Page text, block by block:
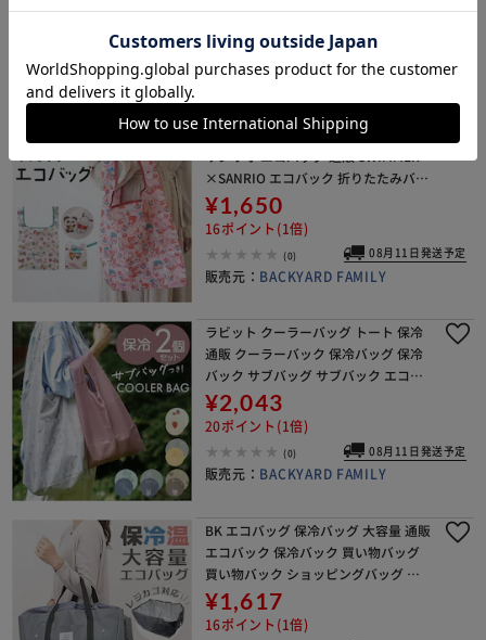
R
¥1,806
販売元：BACKYARD FAMILY
SWIMMERXSANRIO/ピンク スイマー
×SANRIO エコバック 折りたたみバッ
グ 買い物バッグ お買い物バッグ お買
い物バック サブバッグ 折りた
¥1,650
16ポイント(1倍)
(0) 08月11日発送予定
販売元： BACKYARD FAMILY
ラビット クーラーバッグ トート 保冷
通販 クーラーバック 保冷バッグ 保冷
バック サブバッグ サブバック エコバ
ッグ エコバック 保冷エコバッグ 保冷
エコバック 手提げ トートバッグ トー
¥2,043
20ポイント(1倍)
(0) 08月11日発送予定
販売元： BACKYARD FAMILY
BK エコバッグ 保冷バッグ 大容量 通販
エコバック 保冷バック 買い物バッグ
買い物バック ショッピングバッグ シ
ョッピングバック 買い物 保冷 保温 折
りたたみ 折り畳み ショッピング コン
¥1,617
16ポイント(1倍)